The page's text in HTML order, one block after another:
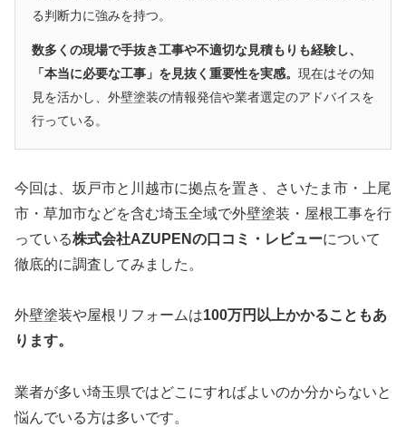
る判断力に強みを持つ。
数多くの現場で手抜き工事や不適切な見積もりも経験し、
「本当に必要な工事」を見抜く重要性を実感。 現在はその知
見を活かし、外壁塗装の情報発信や業者選定のアドバイスを
行っている。
今回は、坂戸市と川越市に拠点を置き、さいたま市・上尾
市・草加市などを含む埼玉全域で外壁塗装・屋根工事を行
っている株式会社AZUPENの口コミ・レビューについて
徹底的に調査してみました。
外壁塗装や屋根リフォームは100万円以上かかることもあ
ります。
業者が多い埼玉県ではどこにすればよいのか分からないと
悩んでいる方は多いです。